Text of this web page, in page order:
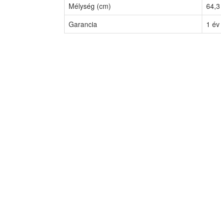
Mélység (cm)
64,3
Garancia
1 év